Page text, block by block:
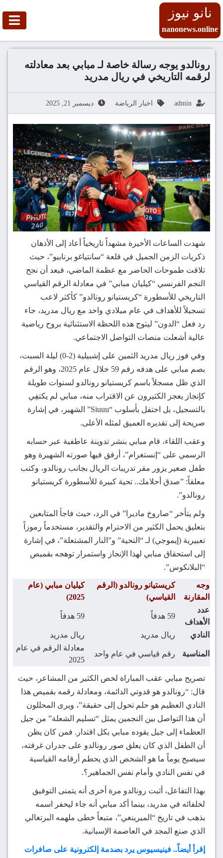
نانو نيوز
nanonews.online
رونالدو يوجه رسالة خاصة لـ مبابي بعد معادلته
لرقمه التاريخي في ريال مدريد
admin اخبار الرياضة ديسمبر 21, 2025
شهدت الساعات الأخيرة مشهداً تاريخياً أعاد إلى الأذهان
ذكريات الزمن الجميل في قلعة “سانتياغو برنابيو”، حيث
تلاقت طموحات الحاضر مع عظمة الماضي، فبعد أن نجح
النجم الفرنسي “كيليان مبابي” في معادلة الرقم القياسي
التاريخي للأسطورة “كريستيانو رونالدو” كأكثر لاعب
تسجيلاً للأهداف في عام ميلادي واحد مع ريال مدريد، جاء
رد فعل “الدون” ليتوج هذه اللحظة الاستثنائية بروح رياضية
عالية أشعلت منصات التواصل الاجتماعي.
وفي فوز ريال مدريد الثمين على إشبيلية (2-0) ليلة السبت،
بصم مبابي على هدفه رقم 59 خلال عام 2025، وهو الرقم
الذي ظل مسجلاً باسم كريستيانو رونالدو لسنوات طويلة
كإنجاز يعجز الكثيرون عن الاقتراب منه، مبابي لم يكتفِي
بالتسجيل، بل احتفل بأسلوب “Siuuu” الشهير، في إشارة
صريحة إلى تقديره العميق لمثله الأعلى.
وعقب اللقاء، قام مبابي بنشر تدوينة عاطفية عبر حسابه
الرسمي على “إنستغرام”، أرفق فيها صورته الشهيرة وهو
طفل صغير يزور مقر تدريبات الريال بجانب رونالدو، وكتب
معلقاً: ”صدق أحلامك.. تحية كبيرة للأسطورة كريستيانو
رونالدو”.
ولم يتأخر “صاروخ ماديرا” في الرد، حيث فاجأ المتابعين
بتعليق يحمل الكثير من الاحترام والتقدير، مستخدماً رموزاً
تعبيرية (إيموجي) لـ “التحية” و”النار المشتعلة”، في إشارة
إلى استحقاق مبابي لهذا الإنجاز واستمرار توهجه بقميص
“البلانكوس”.
وجه
المقارنة
كريستيانو رونالدو (الرقم
القياسي)
كيليان مبابي (عام
2025)
عدد
الأهداف
59 هدفاً 59 هدفاً
النادي ريال مدريد ريال مدريد
المناسبة رقم قياسي في عام واحد
معادلة الرقم في عام
2025
تصريح مبابي عقب المباراة لخص الكثير من المشاعر، حيث
قال: “رونالدو هو قدوتي الدائمة، ومعادلة رقمه بقميص هذا
النادي العظيم هو حلم تحول إلى حقيقة”، ويرى المحللون
أن هذا التواصل بين النجمين يمثل “تسليم الشعلة” من جيل
العظماء إلى جيل يقوده مبابي بكل اقتدار. فمن كان يظن
أن الطفل الذي كان يعلق صور رونالدو على جدران غرفته،
سيصبح يوماً ما هو الشخص الذي يحطم أرقامه القياسية
في نفس النادي وأمام نفس الجماهير؟.
بهذا التفاعل، أثبت رونالدو مرة أخرى أنه يتمنى التوفيق
لخلفائه في مدريد، بينما أكد مبابي أنه جاء ليحفر اسمه
بذهب في تاريخ “الميرينغي”، متبعاً خطى ملهمه البرتغالي
الذي صنع المجد في العاصمة الإسبانية.
إقرأ أيضاً.. فينيسيوس يرد بصدمة إلكترونية على صافرات